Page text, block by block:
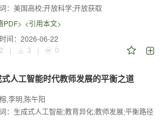
： 美国高校;开放科学;开放获取
PDF> <引用本文>
间： 2026-06-22
| 3 | 0
人工智能时代教师发展的平衡之道
,李明,陈午阳
： 生成式人工智能;教育异化;教师发展;平衡路径